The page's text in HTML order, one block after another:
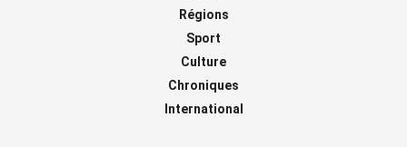
Régions
Sport
Culture
Chroniques
International